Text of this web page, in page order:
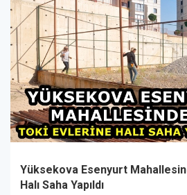
Yüksekova Esenyurt
Halı Saha Yapıldı